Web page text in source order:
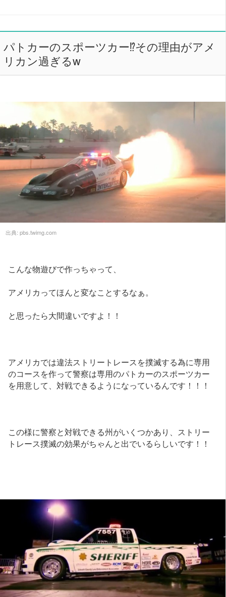
パトカーのスポーツカー⁉︎その理由がアメ
リカン過ぎるw
出典: pbs.twimg.com
こんな物遊びで作っちゃって、
アメリカってほんと変なことするなぁ。
と思ったら大間違いですよ！！
アメリカでは違法ストリートレースを撲滅する為に専用
のコースを作って警察は専用のパトカーのスポーツカー
を用意して、対戦できるようになっているんです！！！
この様に警察と対戦できる州がいくつかあり、ストリー
トレース撲滅の効果がちゃんと出でいるらしいです！！